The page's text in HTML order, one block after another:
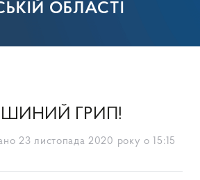
ОБЛАСТІ
ГРИП!
23 листопада 2020 року о 15:15